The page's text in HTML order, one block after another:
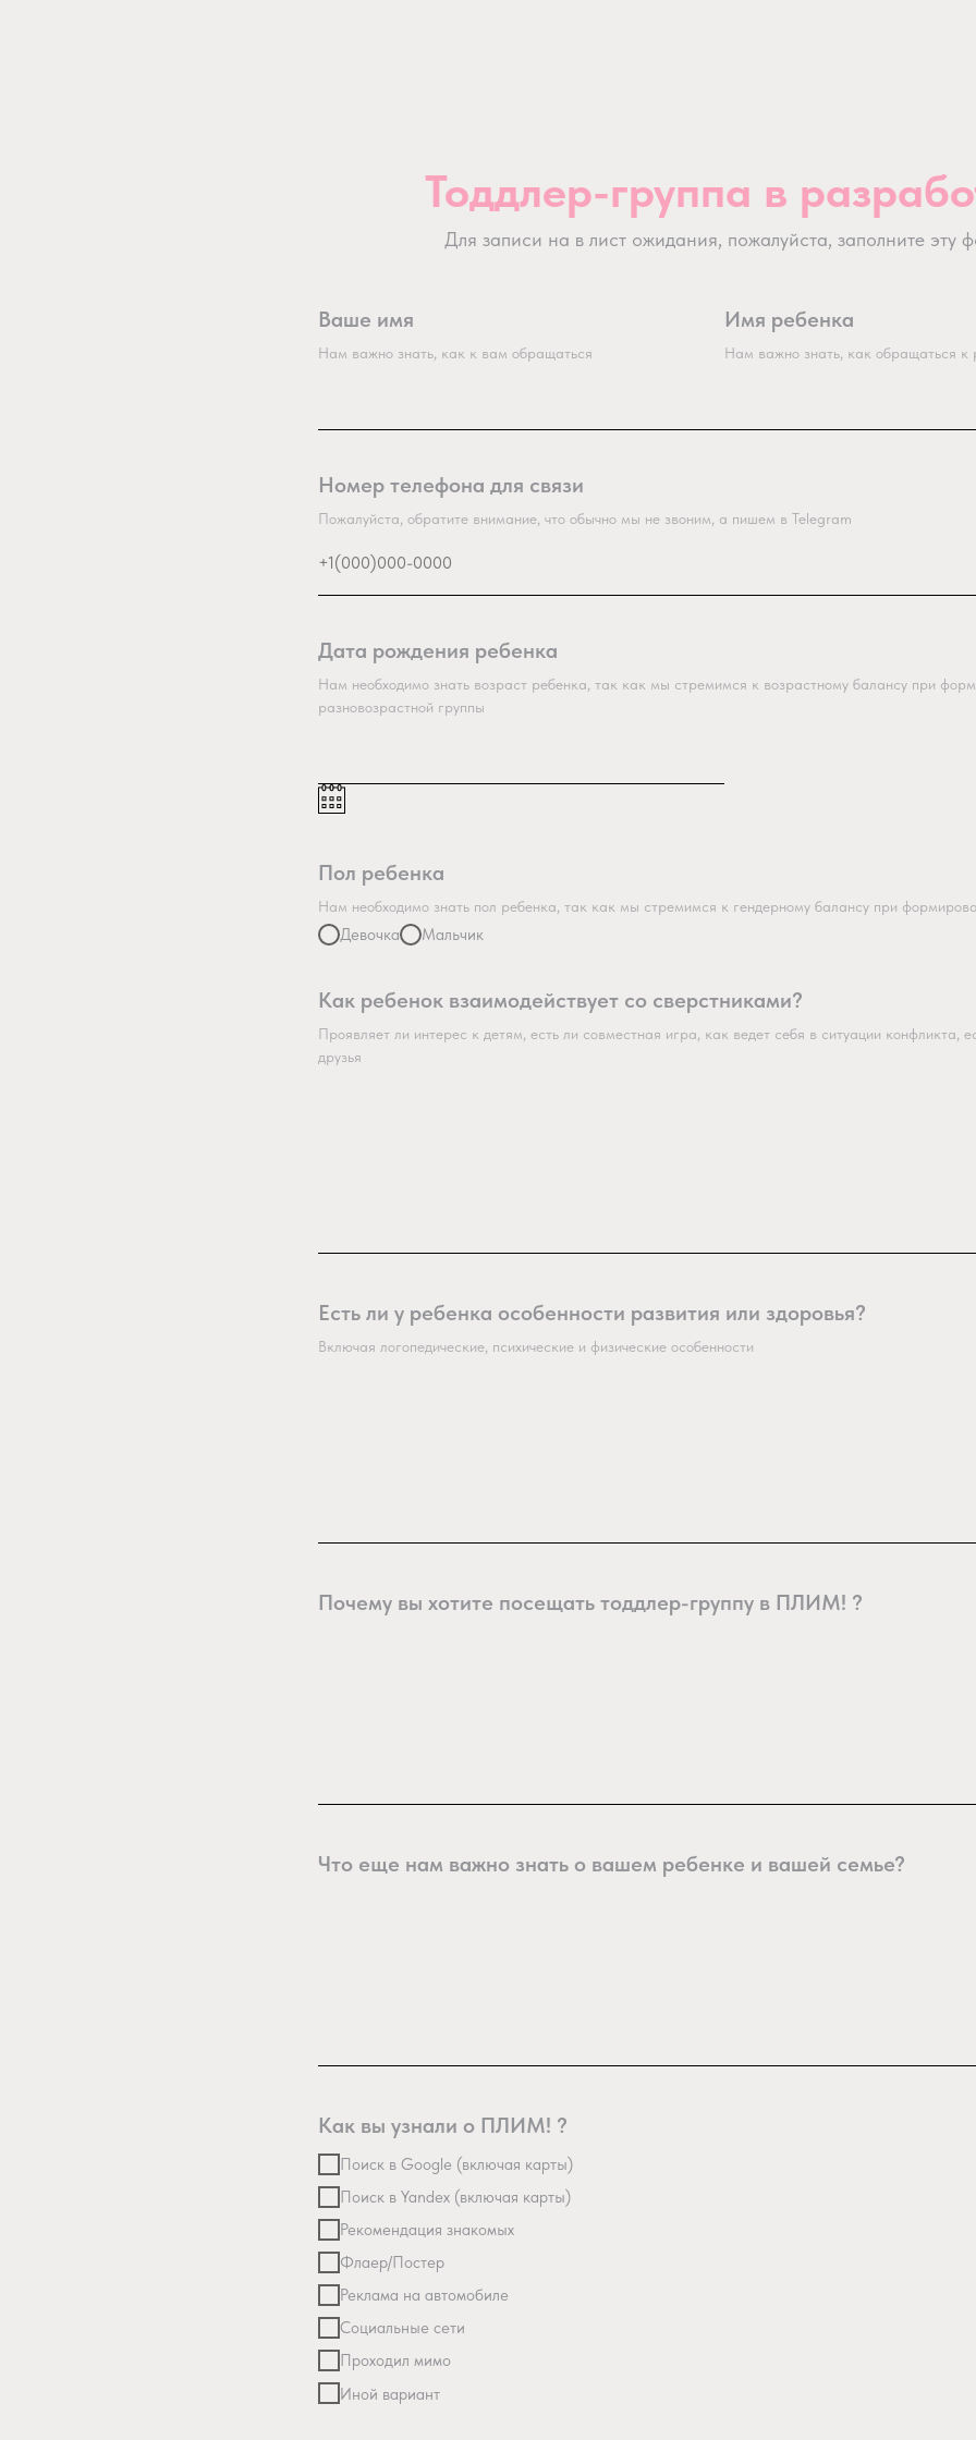
Тоддлер-группа в
Для записи на в лист ожидания, пожалуйста, заполните эту
Ваше имя
Нам важно знать, как к вам обращаться
Имя ребенка
Нам важно знать, как обращаться к
Номер телефона для связи
Пожалуйста, обратите внимание, что обычно мы не звоним, а пишем в Telegram
Дата рождения ребенка
Нам необходимо знать возраст ребенка, так как мы стремимся к возрастному балансу при
разновозрастной группы
Пол ребенка
Нам необходимо знать пол ребенка, так как мы стремимся к гендерному балансу при
Девочка Мальчик
Как ребенок взаимодействует со сверстниками?
Проявляет ли интерес к детям, есть ли совместная игра, как ведет себя в ситуации конфликта,
друзья
Есть ли у ребенка особенности развития или здоровья?
Включая логопедические, психические и физические особенности
Почему вы хотите посещать тоддлер-группу в ПЛИМ! ?
Что еще нам важно знать о вашем ребенке и вашей семье?
Как вы узнали о ПЛИМ! ?
Поиск в Google (включая карты)
Поиск в Yandex (включая карты)
Рекомендация знакомых
Флаер/Постер
Реклама на автомобиле
Социальные сети
Проходил мимо
Иной вариант